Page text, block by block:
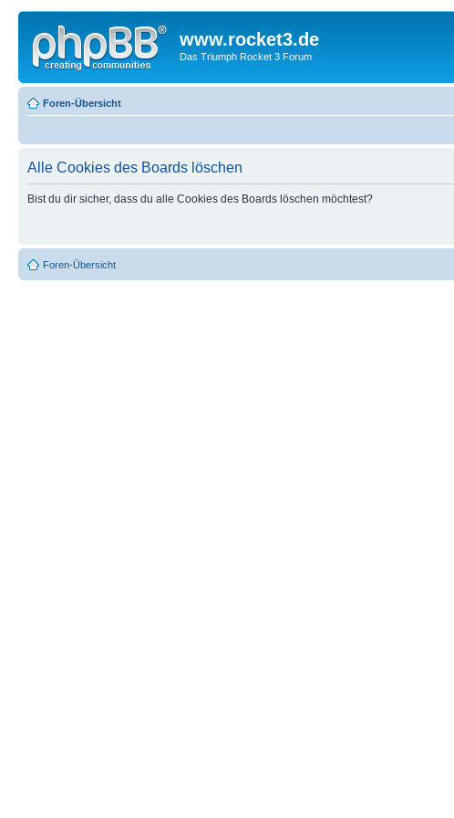
www.rocket3.de
Das Triumph Rocket 3 Forum
Foren-Übersicht
Alle Cookies des Boards löschen
Bist du dir sicher, dass du alle Cookies des Boards löschen möchtest?
Foren-Übersicht